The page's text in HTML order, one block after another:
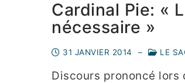
Cardinal Pie: «
nécessaire »
31 JANVIER 2014 – LE
Discours prononcé lors